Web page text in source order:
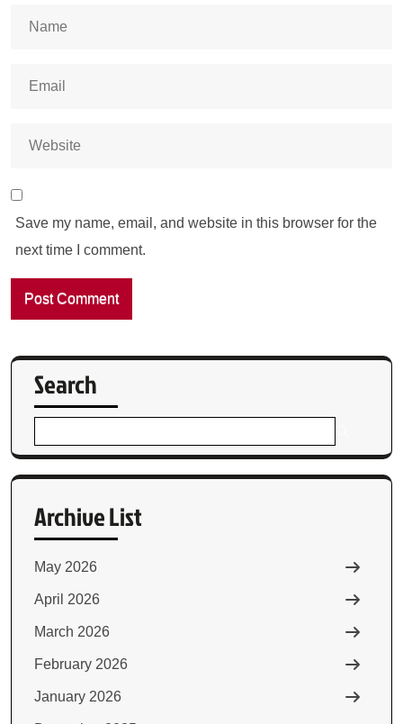
Save my name, email, and website in this browser for the
next time I comment.
Search
Archive List
May 2026
April 2026
March 2026
February 2026
January 2026